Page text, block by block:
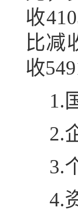
收
比减
收
1.
2.
3.
4.